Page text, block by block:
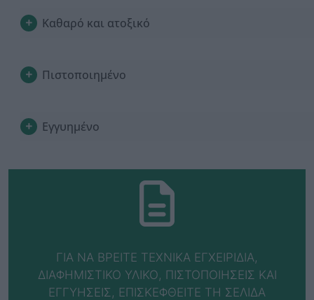
Καθαρό και ατοξικό
Πιστοποιημένο
Εγγυημένο
ΓΙΑ ΝΑ ΒΡΕΙΤΕ ΤΕΧΝΙΚΑ ΕΓΧΕΙΡΙΔΙΑ,
ΔΙΑΦΗΜΙΣΤΙΚΟ ΥΛΙΚΟ, ΠΙΣΤΟΠΟΙΗΣΕΙΣ ΚΑΙ
ΕΓΓΥΗΣΕΙΣ, ΕΠΙΣΚΕΦΘΕΙΤΕ ΤΗ ΣΕΛΙΔΑ